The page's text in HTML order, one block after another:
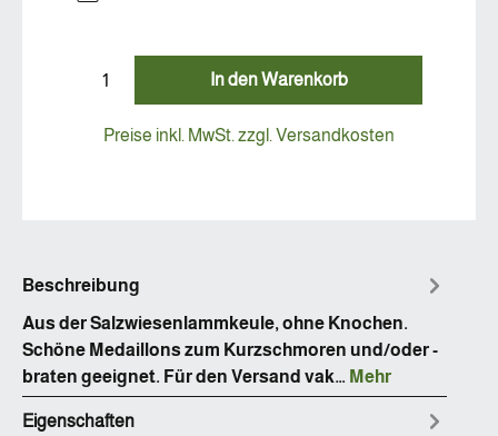
In den Warenkorb
Preise inkl. MwSt. zzgl. Versandkosten
Beschreibung
Aus der Salzwiesenlammkeule, ohne Knochen.
Schöne Medaillons zum Kurzschmoren und/oder -
braten geeignet. Für den Versand vak… Mehr
Eigenschaften